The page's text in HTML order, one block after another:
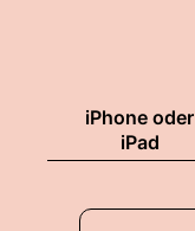
iPhone oder
iPad